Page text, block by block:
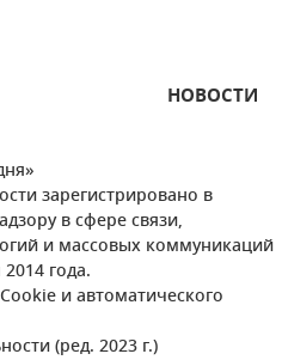
НОВОСТИ
зарегистрировано в
в сфере связи,
и массовых коммуникаций
года.
и автоматического
(ред. 2023 г.)